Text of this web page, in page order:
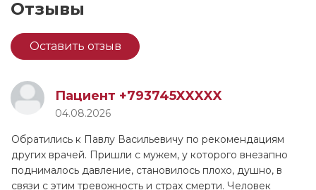
Отзывы
Оставить отзыв
Пациент +793745XXXXX
04.08.2026
Обратились к Павлу Васильевичу по рекомендациям
других врачей. Пришли с мужем, у которого внезапно
поднималось давление, становилось плохо, душно, в
связи с этим тревожность и страх смерти. Человек